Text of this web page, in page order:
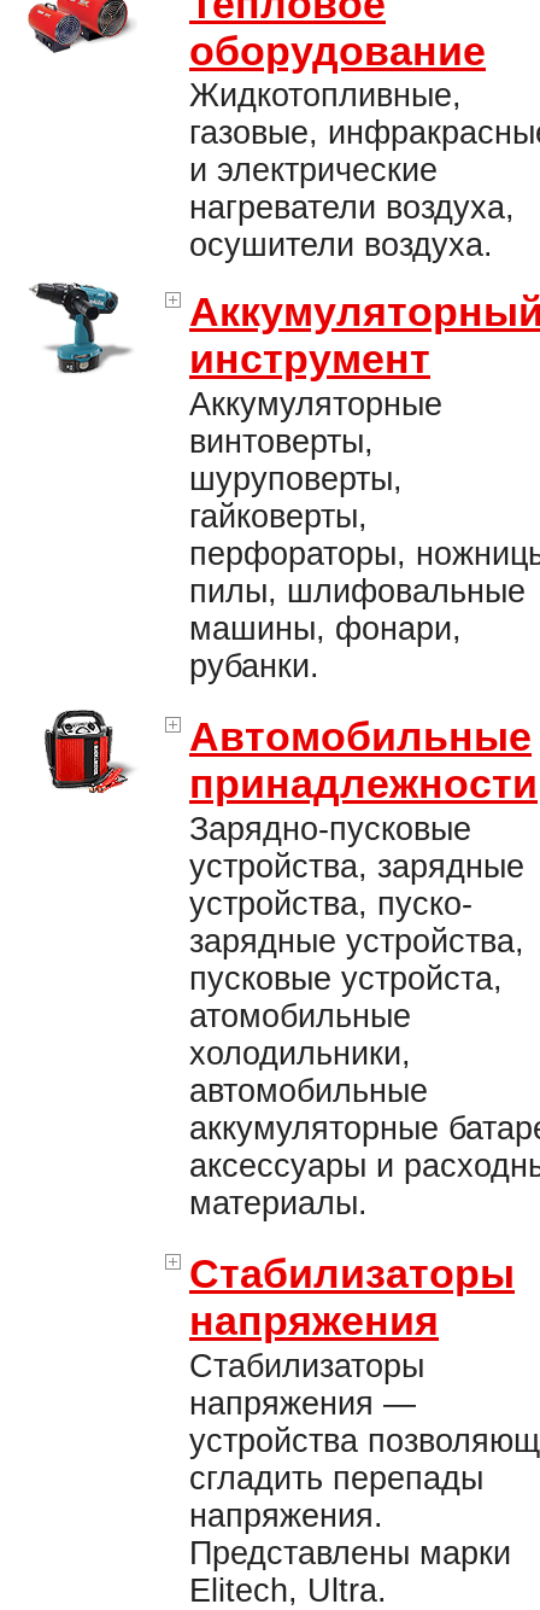
оборудование
Жидкотопливные,
газовые,
и электрические
нагреватели воздуха,
осушители воздуха.
инструмент
Аккумуляторные
винтоверты,
шуруповерты,
гайковерты,
перфораторы,
пилы, шлифовальные
машины, фонари,
рубанки.
Автомобильные
принадлежности
Зарядно-пусковые
устройства, зарядные
устройства, пуско-
зарядные устройства,
пусковые устройста,
атомобильные
холодильники,
автомобильные
аккумуляторные
аксессуары и
материалы.
Стабилизаторы
напряжения
Стабилизаторы
напряжения —
устройства
сгладить перепады
напряжения.
Представлены марки
Elitech, Ultra.